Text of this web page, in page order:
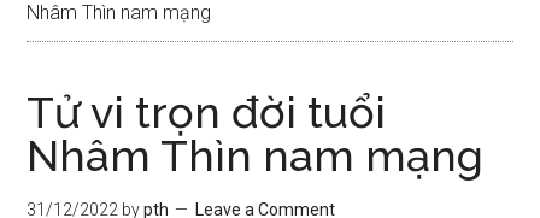
Nhâm Thìn nam mạng
Tử vi trọn đời tuổi
Nhâm Thìn nam mạng
31/12/2022 bypth Leave a Comment